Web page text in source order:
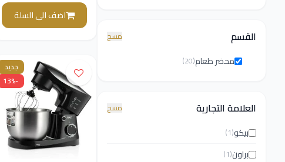
القسم مسح
محضر طعام(20)
العلامة التجارية مسح
بيكو(1)
براون(1)
اضف الى السلة
جديد
-13%